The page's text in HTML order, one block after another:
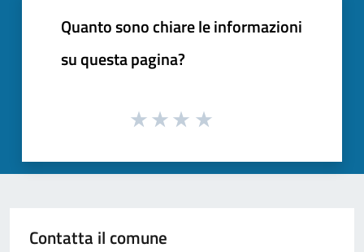
Quanto sono chiare le informazioni
su questa pagina?
Contatta il comune